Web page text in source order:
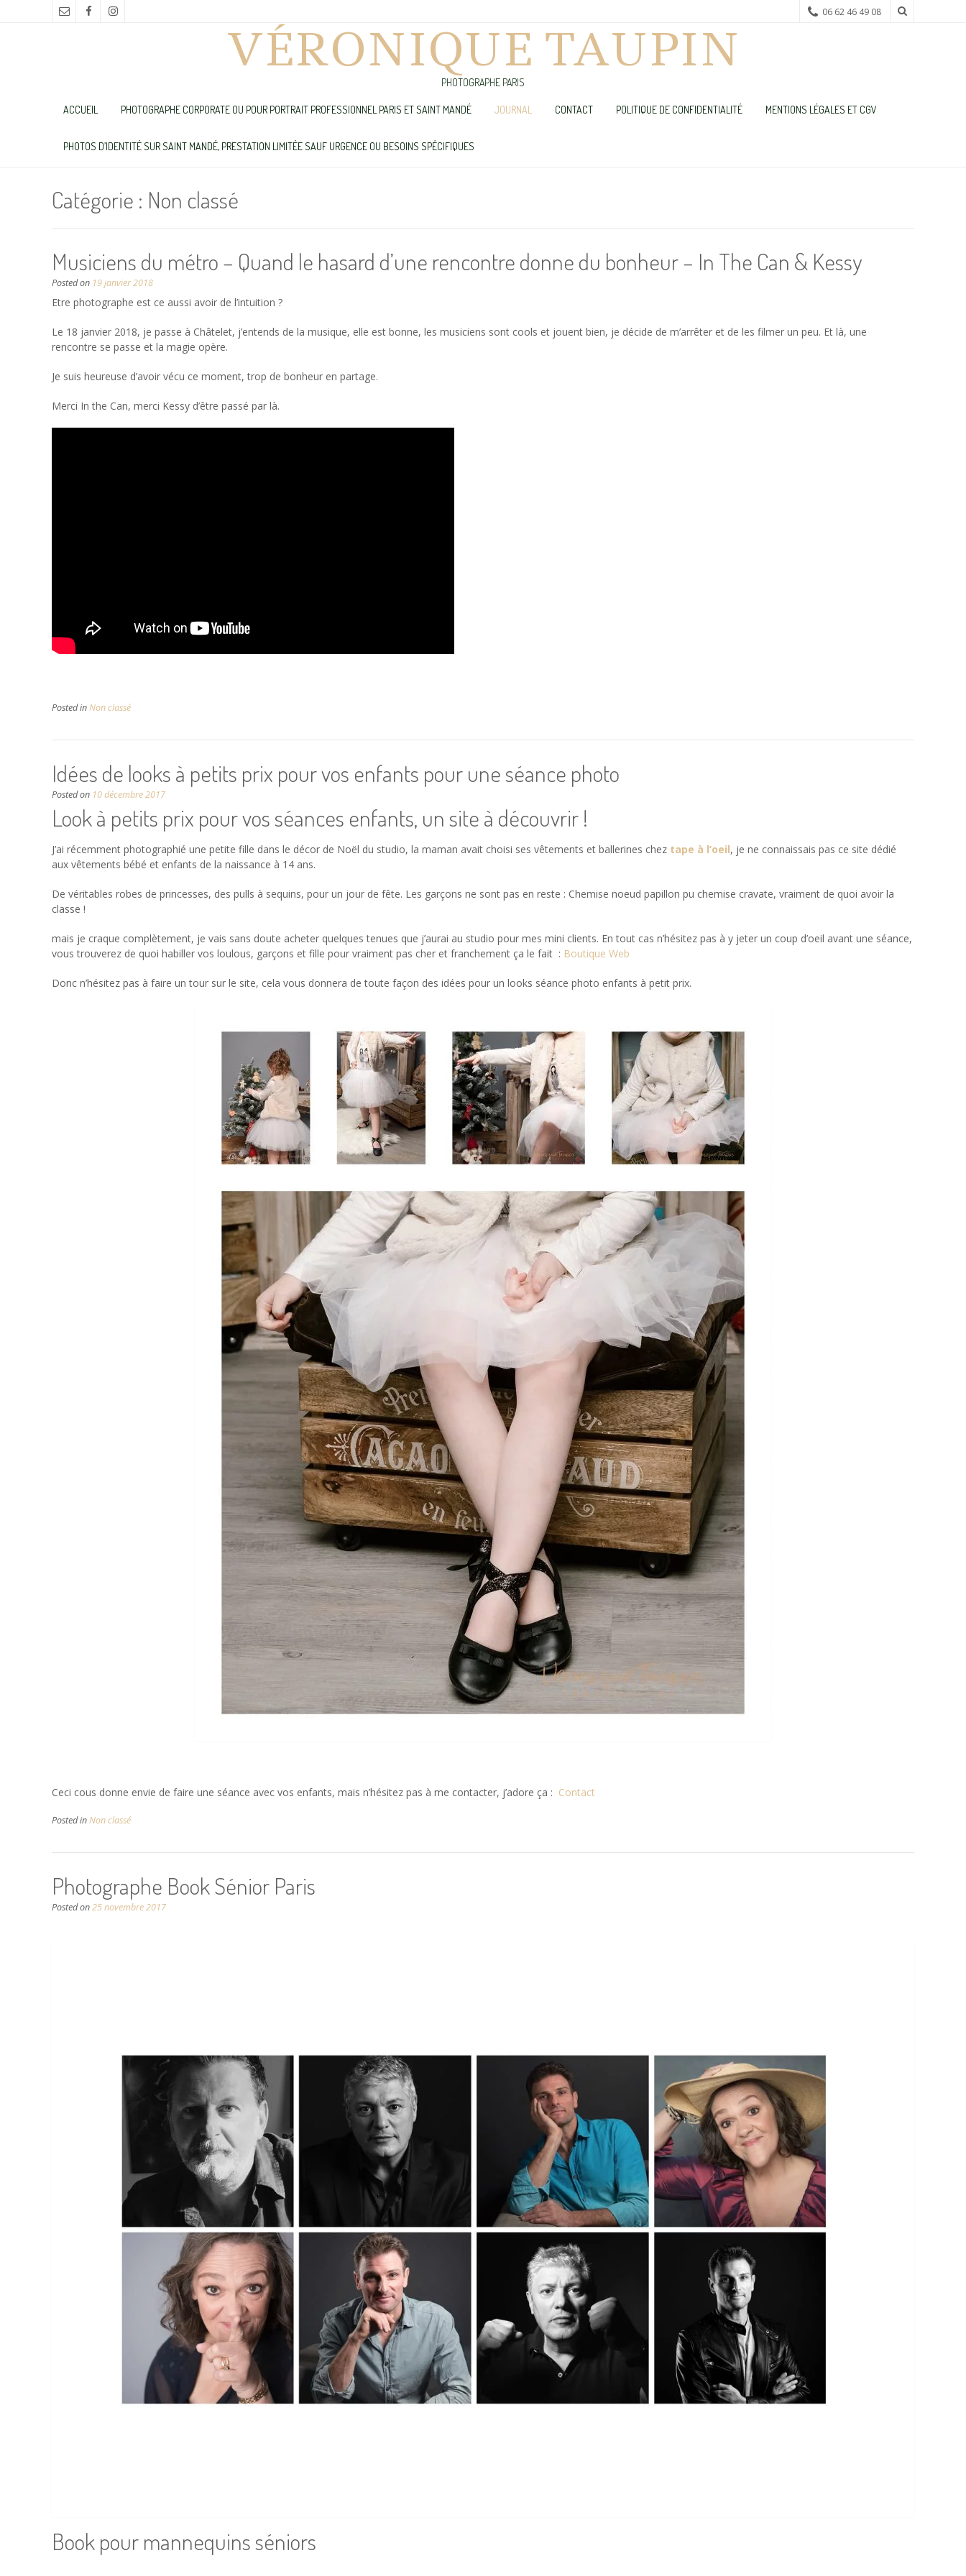
06 62 46 49 08
VÉRONIQUE TAUPIN
PHOTOGRAPHE PARIS
ACCUEIL PHOTOGRAPHE CORPORATE OU POUR PORTRAIT PROFESSIONNEL PARIS ET SAINT MANDÉ JOURNAL CONTACT POLITIQUE DE CONFIDENTIALITÉ MENTIONS LÉGALES ET CGV
PHOTOS D’IDENTITÉ SUR SAINT MANDÉ, PRESTATION LIMITÉE SAUF URGENCE OU BESOINS SPÉCIFIQUES
Catégorie : Non classé
Musiciens du métro – Quand le hasard d’une rencontre donne du bonheur – In The Can & Kessy
Posted on 19 janvier 2018
Etre photographe est ce aussi avoir de l’intuition ?
Le 18 janvier 2018, je passe à Châtelet, j’entends de la musique, elle est bonne, les musiciens sont cools et jouent bien, je décide de m’arrêter et de les filmer un peu. Et là, une
rencontre se passe et la magie opère.
Je suis heureuse d’avoir vécu ce moment, trop de bonheur en partage.
Merci In the Can, merci Kessy d’être passé par là.
Posted inNon classé
Idées de looks à petits prix pour vos enfants pour une séance photo
Posted on 10 décembre 2017
Look à petits prix pour vos séances enfants, un site à découvrir !
J’ai récemment photographié une petite fille dans le décor de Noël du studio, la maman avait choisi ses vêtements et ballerines chez tape à l’oeil, je ne connaissais pas ce site dédié
aux vêtements bébé et enfants de la naissance à 14 ans.
De véritables robes de princesses, des pulls à sequins, pour un jour de fête. Les garçons ne sont pas en reste : Chemise noeud papillon pu chemise cravate, vraiment de quoi avoir la
classe !
mais je craque complètement, je vais sans doute acheter quelques tenues que j’aurai au studio pour mes mini clients. En tout cas n’hésitez pas à y jeter un coup d’oeil avant une séance,
vous trouverez de quoi habiller vos loulous, garçons et fille pour vraiment pas cher et franchement ça le fait : Boutique Web
Donc n’hésitez pas à faire un tour sur le site, cela vous donnera de toute façon des idées pour un looks séance photo enfants à petit prix.
Ceci cous donne envie de faire une séance avec vos enfants, mais n’hésitez pas à me contacter, j’adore ça : Contact
Posted inNon classé
Photographe Book Sénior Paris
Posted on25 novembre 2017
Book pour mannequins séniors